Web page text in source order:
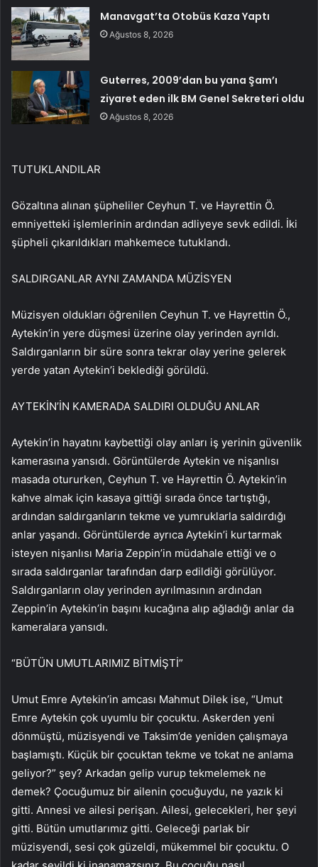
Manavgat’ta Otobüs Kaza Yaptı
Ağustos 8, 2026
Guterres, 2009’dan bu yana Şam’ı
ziyaret eden ilk BM Genel Sekreteri oldu
Ağustos 8, 2026
TUTUKLANDILAR
Gözaltına alınan şüpheliler Ceyhun T. ve Hayrettin Ö.
emniyetteki işlemlerinin ardından adliyeye sevk edildi. İki
şüpheli çıkarıldıkları mahkemece tutuklandı.
SALDIRGANLAR AYNI ZAMANDA MÜZİSYEN
Müzisyen oldukları öğrenilen Ceyhun T. ve Hayrettin Ö.,
Aytekin’in yere düşmesi üzerine olay yerinden ayrıldı.
Saldırganların bir süre sonra tekrar olay yerine gelerek
yerde yatan Aytekin’i beklediği görüldü.
AYTEKİN’İN KAMERADA SALDIRI OLDUĞU ANLAR
Aytekin’in hayatını kaybettiği olay anları iş yerinin güvenlik
kamerasına yansıdı. Görüntülerde Aytekin ve nişanlısı
masada otururken, Ceyhun T. ve Hayrettin Ö. Aytekin’in
kahve almak için kasaya gittiği sırada önce tartıştığı,
ardından saldırganların tekme ve yumruklarla saldırdığı
anlar yaşandı. Görüntülerde ayrıca Aytekin’i kurtarmak
isteyen nişanlısı Maria Zeppin’in müdahale ettiği ve o
sırada saldırganlar tarafından darp edildiği görülüyor.
Saldırganların olay yerinden ayrılmasının ardından
Zeppin’in Aytekin’in başını kucağına alıp ağladığı anlar da
kameralara yansıdı.
“BÜTÜN UMUTLARIMIZ BİTMİŞTİ”
Umut Emre Aytekin’in amcası Mahmut Dilek ise, “Umut
Emre Aytekin çok uyumlu bir çocuktu. Askerden yeni
dönmüştü, müzisyendi ve Taksim’de yeniden çalışmaya
başlamıştı. Küçük bir çocuktan tekme ve tokat ne anlama
geliyor?” şey? Arkadan gelip vurup tekmelemek ne
demek? Çocuğumuz bir ailenin çocuğuydu, ne yazık ki
gitti. Annesi ve ailesi perişan. Ailesi, gelecekleri, her şeyi
gitti. Bütün umutlarımız gitti. Geleceği parlak bir
müzisyendi, sesi çok güzeldi, mükemmel bir çocuktu. O